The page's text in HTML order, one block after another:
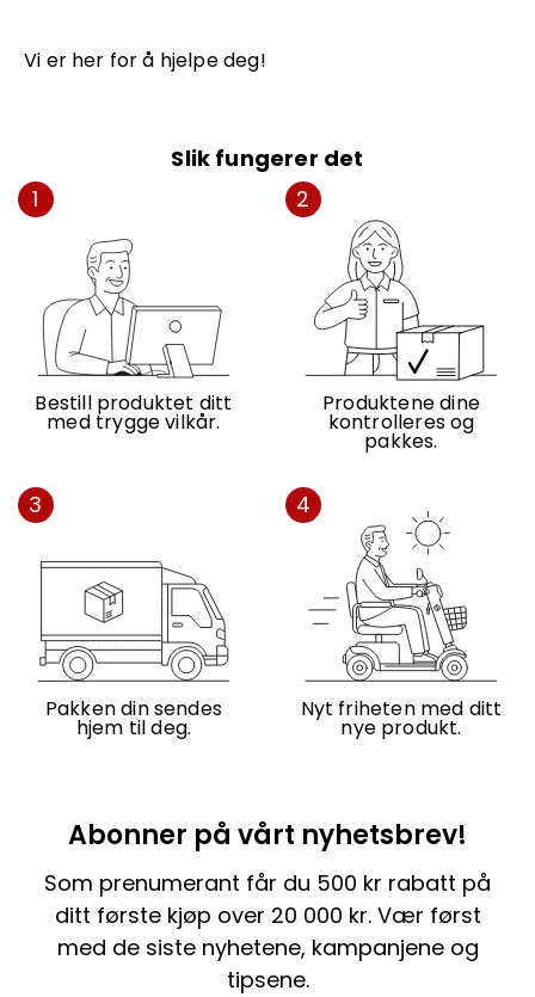
Vi er her for å hjelpe deg!
Slik fungerer det
1
Bestill produktet ditt
med trygge vilkår.
2
Produktene dine
kontrolleres og
pakkes.
3
Pakken din sendes
hjem til deg.
4
Nyt friheten med ditt
nye produkt.
Abonner på vårt nyhetsbrev!
Som prenumerant får du 500 kr rabatt på
ditt første kjøp over 20 000 kr. Vær først
med de siste nyhetene, kampanjene og
tipsene.